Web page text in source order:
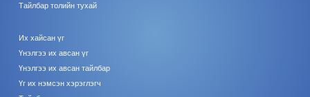
Тайлбар толийн тухай
Их хайсан үг
Үнэлгээ их авсан үг
Үнэлгээ их авсан тайлбар
Үг их нэмсэн хэрэглэгч